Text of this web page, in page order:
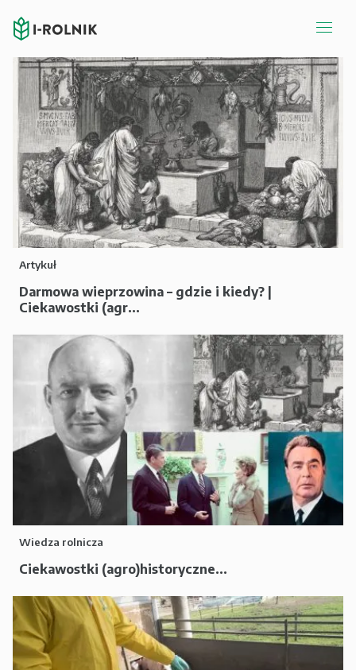
Artykuł
Darmowa wieprzowina – gdzie i kiedy? |
Ciekawostki (agr...
Wiedza rolnicza
Ciekawostki (agro)historyczne...